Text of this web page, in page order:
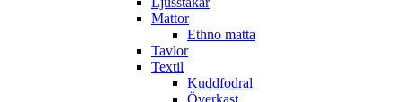
Mattor
Ethno matta
Tavlor
Textil
Kuddfodral